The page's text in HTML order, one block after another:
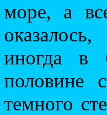
море, а
иногда в
половине
темного